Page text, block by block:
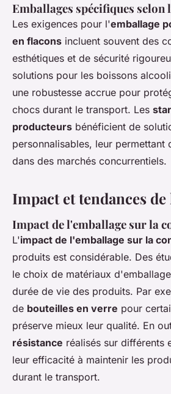
Emballages spécifiques selon
Les exigences pour l'emballage
en flacons incluent souvent des
esthétiques et de sécurité
solutions pour les boissons
une robustesse accrue pour
chocs durant le transport. Les
producteurs bénéficient de
personnalisables, leur permettant
dans des marchés concurrentiels.
Impact et tendances
Impact de l'emballage sur la
L'impact de l'emballage sur la
produits est considérable. Des
le choix de matériaux
durée de vie des produits. Par
de bouteilles en verre pour
préserve mieux leur qualité. En
résistance réalisés sur différents
leur efficacité à maintenir les
durant le transport.